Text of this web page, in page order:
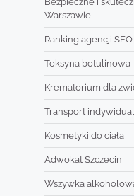
Warszawie
Ranking agencji
Toksyna botulinowa
Krematorium dla
Transport
Kosmetyki do ciała
Adwokat Szczecin
Wszywka